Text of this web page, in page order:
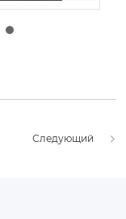
|29 1 月,
Следующий